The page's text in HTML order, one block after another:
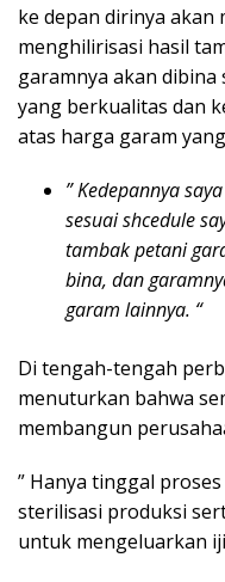
ke depan dirinya
menghilirisasi hasil
garamnya akan
yang berkualitas dan
atas harga garam
” Kedepannya
sesuai shcedule
tambak petani
bina, dan
garam lainnya. “
Di tengah-tengah
menuturkan bahwa
membangun
” Hanya tinggal
sterilisasi produksi
untuk mengeluarkan